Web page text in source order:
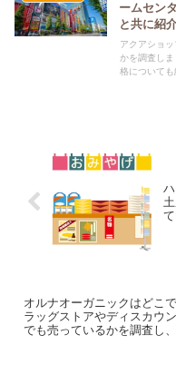
ームセン
と共に紹
アクアショ
かを調査し
格についても
オルナオーガニックはどこ
ラッグストアやディスカウ
でも売っているかを調査し、